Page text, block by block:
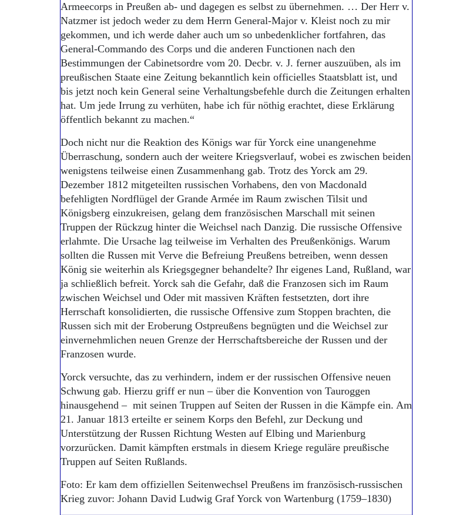
Armeecorps in Preußen ab- und dagegen es selbst zu übernehmen. … Der Herr v.
Natzmer ist jedoch weder zu dem Herrn General-Major v. Kleist noch zu mir
gekommen, und ich werde daher auch um so unbedenklicher fortfahren, das
General-Commando des Corps und die anderen Functionen nach den
Bestimmungen der Cabinetsordre vom 20. Decbr. v. J. ferner auszuüben, als im
preußischen Staate eine Zeitung bekanntlich kein officielles Staatsblatt ist, und
bis jetzt noch kein General seine Verhaltungsbefehle durch die Zeitungen erhalten
hat. Um jede Irrung zu verhüten, habe ich für nöthig erachtet, diese Erklärung
öffentlich bekannt zu machen.“
Doch nicht nur die Reaktion des Königs war für Yorck eine unangenehme
Überraschung, sondern auch der weitere Kriegsverlauf, wobei es zwischen beiden
wenigstens teilweise einen Zusammenhang gab. Trotz des Yorck am 29.
Dezember 1812 mitgeteilten russischen Vorhabens, den von Macdonald
befehligten Nordflügel der Grande Armée im Raum zwischen Tilsit und
Königsberg einzukreisen, gelang dem französischen Marschall mit seinen
Truppen der Rückzug hinter die Weichsel nach Danzig. Die russische Offensive
erlahmte. Die Ursache lag teilweise im Verhalten des Preußenkönigs. Warum
sollten die Russen mit Verve die Befreiung Preußens betreiben, wenn dessen
König sie weiterhin als Kriegsgegner behandelte? Ihr eigenes Land, Rußland, war
ja schließlich befreit. Yorck sah die Gefahr, daß die Franzosen sich im Raum
zwischen Weichsel und Oder mit massiven Kräften festsetzten, dort ihre
Herrschaft konsolidierten, die russische Offensive zum Stoppen brachten, die
Russen sich mit der Eroberung Ostpreußens begnügten und die Weichsel zur
einvernehmlichen neuen Grenze der Herrschaftsbereiche der Russen und der
Franzosen wurde.
Yorck versuchte, das zu verhindern, indem er der russischen Offensive neuen
Schwung gab. Hierzu griff er nun – über die Konvention von Tauroggen
hinausgehend – mit seinen Truppen auf Seiten der Russen in die Kämpfe ein. Am
21. Januar 1813 erteilte er seinem Korps den Befehl, zur Deckung und
Unterstützung der Russen Richtung Westen auf Elbing und Marienburg
vorzurücken. Damit kämpften erstmals in diesem Kriege reguläre preußische
Truppen auf Seiten Rußlands.
Foto: Er kam dem offiziellen Seitenwechsel Preußens im französisch-russischen
Krieg zuvor: Johann David Ludwig Graf Yorck von Wartenburg (1759–1830)